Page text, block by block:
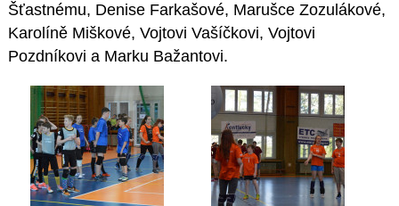
Šťastnému, Denise Farkašové, Marušce Zozulákové,
Karolíně Miškové, Vojtovi Vašíčkovi, Vojtovi
Pozdníkovi a Marku Bažantovi.